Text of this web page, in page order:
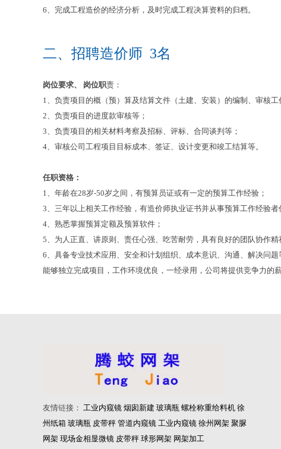
6、完成工程造价的经济分析，及时完成工程决算资料的归档。
二、招聘造价师 3名
岗位要求、 岗位职责：
1、负责项目的概（预）算及结算文件（土建、安装）的编制、审核工
2、负责项目的进度款审核等；
3、负责项目的相关材料考察及招标、评标、合同谈判等；
4、审核公司工程项目目标成本、签证、设计变更和竣工结算等。
任职资格：
1、年龄在28岁-50岁之间，有预算员证或有一定的预算工作经验；
3、三年以上相关工作经验，有造价师执业证书并从事预算工作经验者
4、熟悉掌握预算定额及预算软件；
5、为人正直、讲原则、责任心强、吃苦耐劳，具有良好的团队协作
6、具备专业技术应用、安全和计划组织、成本意识、沟通、解决问题
能够独立完成项目，工作环境优良，一经录用，公司将提供竞争力的
友情链接： 工业内窥镜 烟囱新建 玻璃瓶 螺栓称重给料机 徐
州纸箱 玻璃瓶 皮带秤 管道内窥镜 工业内窥镜 徐州网架 聚脲
网架 现场金相显微镜 皮带秤 球形网架 网架加工